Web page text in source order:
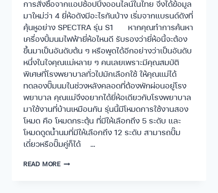
การสั่งซื้อจากแอปช้อปปิ้งออนไลน์ในไทย จึงได้ข้อมูล
มาใหม่ว่า 4 ยี่ห้อดังมีอะไรกันบ้าง เริ่มจากแบรนด์ดังที่
คุ้นหูอย่าง SPECTRA รุ่น S1 หากคุณทำการค้นหา
เครื่องปั้มนมไฟฟ้ายี่ห้อไหนดี รับรองว่ายี่ห้อนี้จะต้อง
ขึ้นมาเป็นอันดับต้น ๆ หรือพูดได้อีกอย่างว่าเป็นอันดับ
หนึ่งในใจคุณแม่หลาย ๆ คนเลยเพราะมีคุณสมบัติ
พิเศษที่โรงพยาบาลทั่วไปมักเลือกใช้ ให้คุณแม่ได้
ทดลองปั๊มนมในช่วงหลังคลอดที่ต้องพักผ่อนอยู่โรง
พยาบาล คุณแม่จึงอยากได้ยี่ห้อเดียวกับโรงพยาบาล
มาใช้งานที่บ้านเหมือนกัน รุ่นนี้มีโหมดการใช้งานสอง
โหมด คือ โหมดกระตุ้น ที่มีให้เลือกถึง 5 ระดับ และ
โหมดดูดน้ำนมที่มีให้เลือกถึง 12 ระดับ สามารถปั๊ม
เดี่ยวหรือปั๊มคู่ก็ได้ …
READ MORE